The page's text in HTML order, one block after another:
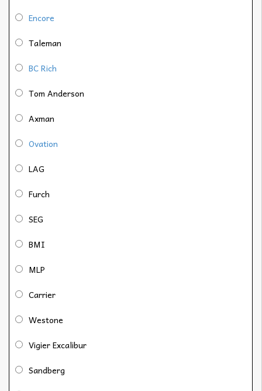
Encore
Taleman
BC Rich
Tom Anderson
Axman
Ovation
LAG
Furch
SEG
BMI
MLP
Carrier
Westone
Vigier Excalibur
Sandberg